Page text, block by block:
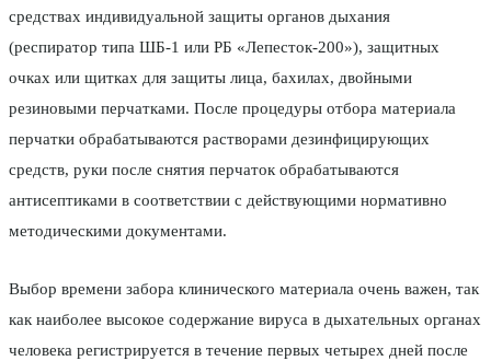
средствах индивидуальной защиты органов дыхания
(респиратор типа ШБ-1 или РБ «Лепесток-200»), защитных
очках или щитках для защиты лица, бахилах, двойными
резиновыми перчатками. После процедуры отбора материала
перчатки обрабатываются растворами дезинфицирующих
средств, руки после снятия перчаток обрабатываются
антисептиками в соответствии с действующими нормативно
методическими документами.
Выбор времени забора клинического материала очень важен, так
как наиболее высокое содержание вируса в дыхательных органах
человека регистрируется в течение первых четырех дней после